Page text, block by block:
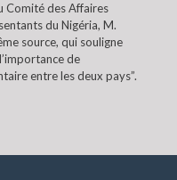
Comité des Affaires
du Nigéria, M.
source, qui souligne
de
entre les deux pays”.